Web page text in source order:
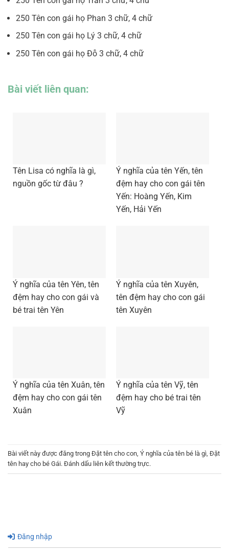
250 Tên con gái họ Phan 3 chữ, 4 chữ
250 Tên con gái họ Lý 3 chữ, 4 chữ
250 Tên con gái họ Đỗ 3 chữ, 4 chữ
Bài viết liên quan:
Tên Lisa có nghĩa là gì,
nguồn gốc từ đâu ?
Ý nghĩa của tên Yến, tên
đệm hay cho con gái tên
Yến: Hoàng Yến, Kim
Yến, Hải Yến
Ý nghĩa của tên Yên, tên
đệm hay cho con gái và
bé trai tên Yên
Ý nghĩa của tên Xuyên,
tên đệm hay cho con gái
tên Xuyên
Ý nghĩa của tên Xuân, tên
đệm hay cho con gái tên
Xuân
Ý nghĩa của tên Vỹ, tên
đệm hay cho bé trai tên
Vỹ
Bài viết này được đăng trong Đặt tên cho con Ý nghĩa của tên bé là gì Đặt
tên hay cho bé Gái. Đánh dấu liên kết thường trực.
Đăng nhập